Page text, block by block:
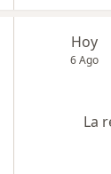
Hoy
6 Ago
La